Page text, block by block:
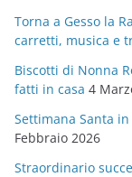
o
r
i
e
Torna a Gesso la
carretti, musica e
Biscotti di Nonna
fatti in casa 4
Settimana Santa
Febbraio 2026
Straordinario